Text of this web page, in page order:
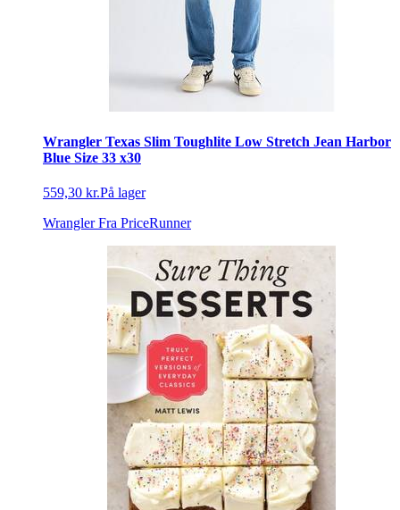
Wrangler Texas Slim Toughlite Low Stretch Jean Harbor
Blue Size 33 x30
559,30 kr.På lager
Wrangler Fra PriceRunner